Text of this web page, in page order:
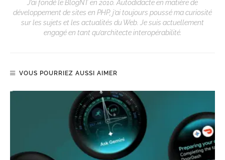
J’ai fondé le BlogNT en 2010. Autodidacte en matière de
développement de sites en PHP, j’ai toujours poussé ma curiosité
sur les sujets et les actualités du Web. Je suis actuellement
engagé en tant qu’architecte interopérabilité.
VOUS POURRIEZ AUSSI AIMER